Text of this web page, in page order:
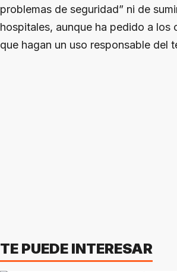
problemas de seguridad” ni de
hospitales, aunque ha pedido a los
que hagan un uso responsable del
TE PUEDE INTERESAR